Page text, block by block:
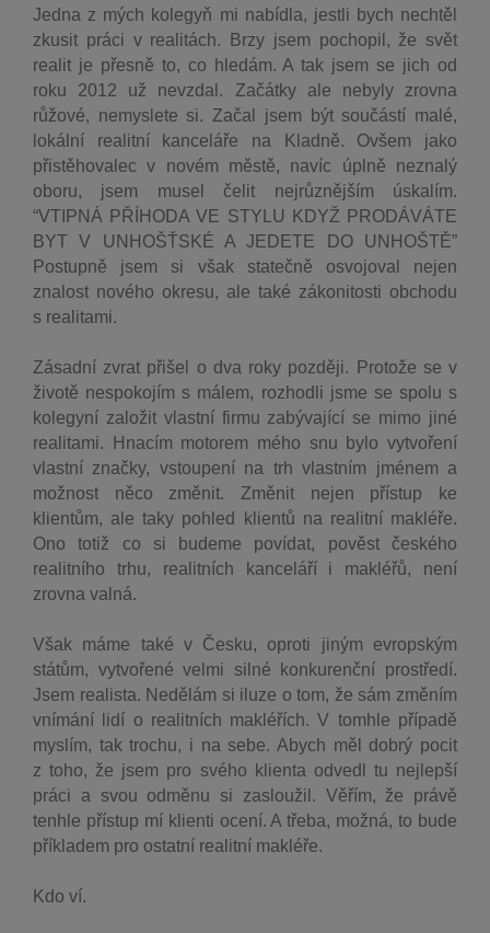
Jedna z mých kolegyň mi nabídla, jestli bych nechtěl
zkusit práci v realitách. Brzy jsem pochopil, že svět
realit je přesně to, co hledám. A tak jsem se jich od
roku 2012 už nevzdal. Začátky ale nebyly zrovna
růžové, nemyslete si. Začal jsem být součástí malé,
lokální realitní kanceláře na Kladně. Ovšem jako
přistěhovalec v novém městě, navíc úplně neznalý
oboru, jsem musel čelit nejrůznějším úskalím.
“VTIPNÁ PŘÍHODA VE STYLU KDYŽ PRODÁVÁTE
BYT V UNHOŠŤSKÉ A JEDETE DO UNHOŠTĚ”
Postupně jsem si však statečně osvojoval nejen
znalost nového okresu, ale také zákonitosti obchodu
s realitami.
Zásadní zvrat přišel o dva roky později. Protože se v
životě nespokojím s málem, rozhodli jsme se spolu s
kolegyní založit vlastní firmu zabývající se mimo jiné
realitami. Hnacím motorem mého snu bylo vytvoření
vlastní značky, vstoupení na trh vlastním jménem a
možnost něco změnit. Změnit nejen přístup ke
klientům, ale taky pohled klientů na realitní makléře.
Ono totiž co si budeme povídat, pověst českého
realitního trhu, realitních kanceláří i makléřů, není
zrovna valná.
Však máme také v Česku, oproti jiným evropským
státům, vytvořené velmi silné konkurenční prostředí.
Jsem realista. Nedělám si iluze o tom, že sám změním
vnímání lidí o realitních makléřích. V tomhle případě
myslím, tak trochu, i na sebe. Abych měl dobrý pocit
z toho, že jsem pro svého klienta odvedl tu nejlepší
práci a svou odměnu si zasloužil. Věřím, že právě
tenhle přístup mí klienti ocení. A třeba, možná, to bude
příkladem pro ostatní realitní makléře.
Kdo ví.